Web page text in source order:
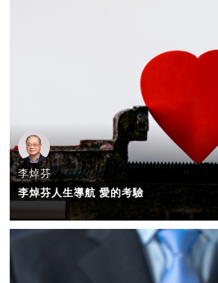
李焯芬
李焯芬人生導航 愛的考驗